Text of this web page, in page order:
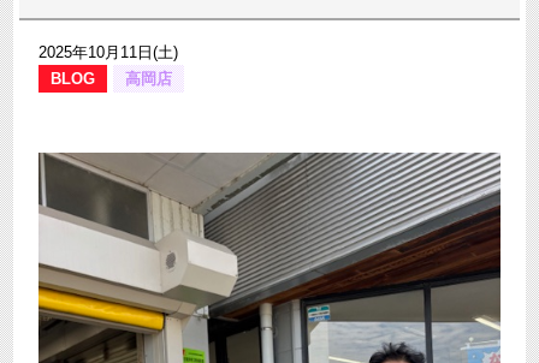
2025年10月11日(土)
BLOG
高岡店